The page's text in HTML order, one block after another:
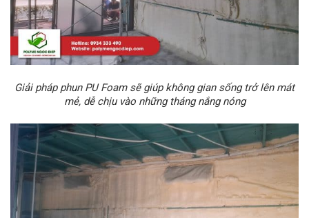
Giải pháp phun PU Foam sẽ giúp không gian sống trở lên mát
mẻ, dễ chịu vào những tháng nắng nóng